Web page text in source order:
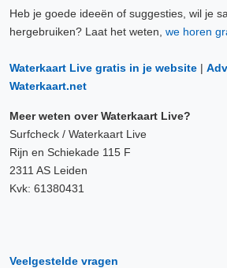
Heb je goede ideeën of suggesties, wil je
hergebruiken? Laat het weten, we horen
Waterkaart Live gratis in je website |
Waterkaart.net
Meer weten over Waterkaart Live?
Surfcheck / Waterkaart Live
Rijn en Schiekade 115 F
2311 AS Leiden
Kvk: 61380431
Veelgestelde vragen